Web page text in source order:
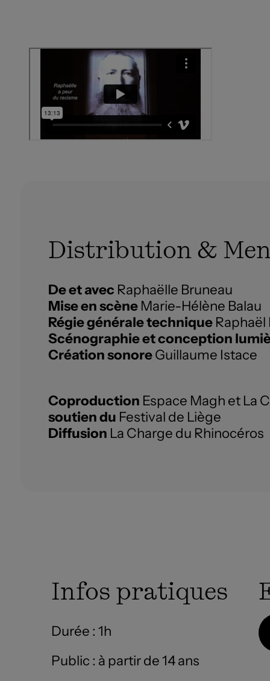
Distribution &
De et avec Raphaëlle Bruneau
Mise en scène Marie-Hélène Balau
Régie générale technique
Scénographie et conception
Création sonoreGuillaume Istace
Coproduction Espace Magh et La
soutien du Festival de Liège
Diffusion La Charge du Rhinocéros
Infos pratiques
Durée : 1h
Public : à partir de 14 ans